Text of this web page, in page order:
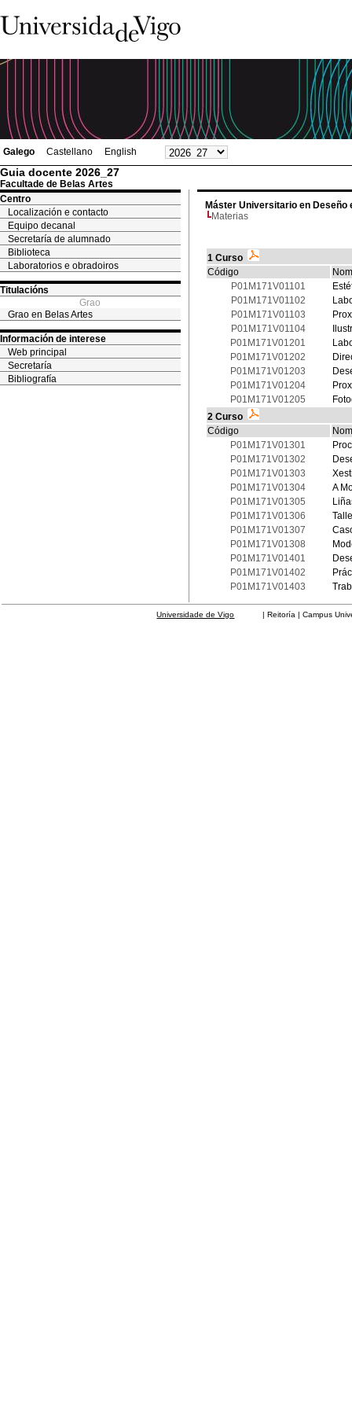
Galego Castellano English
Guia docente 2026_27
Facultade de Belas Artes
Centro
Localización e contacto
Equipo decanal
Secretaría de alumnado
Biblioteca
Laboratorios e obradoiros
Titulacións
Grao
Grao en Belas Artes
Información de interese
Web principal
Secretaría
Bibliografía
Máster Universitario en Deseño
Materias
1 Curso
Código
P01M171V01101
P01M171V01102
P01M171V01103
P01M171V01104
P01M171V01201
P01M171V01202
P01M171V01203
P01M171V01204
P01M171V01205
2 Curso
Código
P01M171V01301
P01M171V01302
P01M171V01303
P01M171V01304
A
P01M171V01305
P01M171V01306
P01M171V01307
P01M171V01308
P01M171V01401
P01M171V01402
P01M171V01403
Universidade de Vigo | Reitoría | Campus